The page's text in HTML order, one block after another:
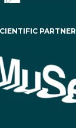
PARTNER